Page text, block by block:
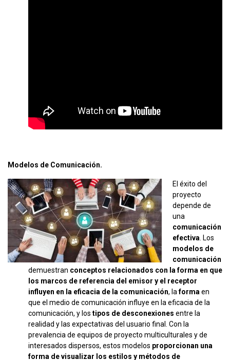
Modelos de Comunicación.
El éxito del
proyecto
depende de
una
comunicación
efectiva . Los
modelos de
comunicación
demuestran conceptos relacionados con la forma en que
los marcos de referencia del emisor y el receptor
influyen en la eficacia de la comunicación, laforma en
que el medio de comunicación influye en la eficacia de la
comunicación, y los tipos de desconexiones entre la
realidad y las expectativas del usuario final. Con la
prevalencia de equipos de proyecto multiculturales y de
interesados dispersos, estos modelos proporcionan una
forma de visualizar los estilos y métodos de